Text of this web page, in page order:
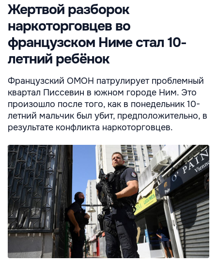
Жертвой разборок
наркоторговцев во
французском Ниме стал 10-
летний ребёнок
Французский ОМОН патрулирует проблемный
квартал Писсевин в южном городе Ним. Это
произошло после того, как в понедельник 10-
летний мальчик был убит, предположительно, в
результате конфликта наркоторговцев.